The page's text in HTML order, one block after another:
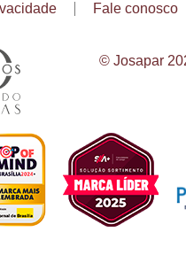
Fale conosco
© Josapar